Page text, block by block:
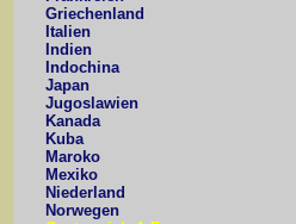
Griechenland
Italien
Indien
Indochina
Japan
Jugoslawien
Kanada
Kuba
Maroko
Mexiko
Niederland
Norwegen